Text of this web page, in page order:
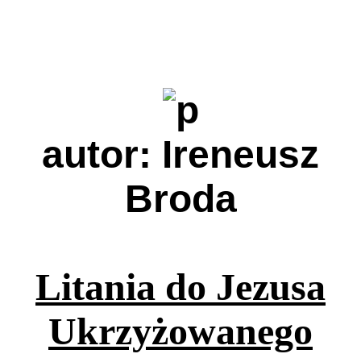
autor: Ireneusz
Broda
Litania do Jezusa
Ukrzyżowanego